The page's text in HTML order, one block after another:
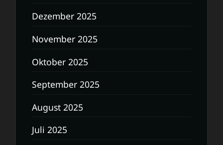
Dezember 2025
November 2025
Oktober 2025
September 2025
August 2025
Juli 2025